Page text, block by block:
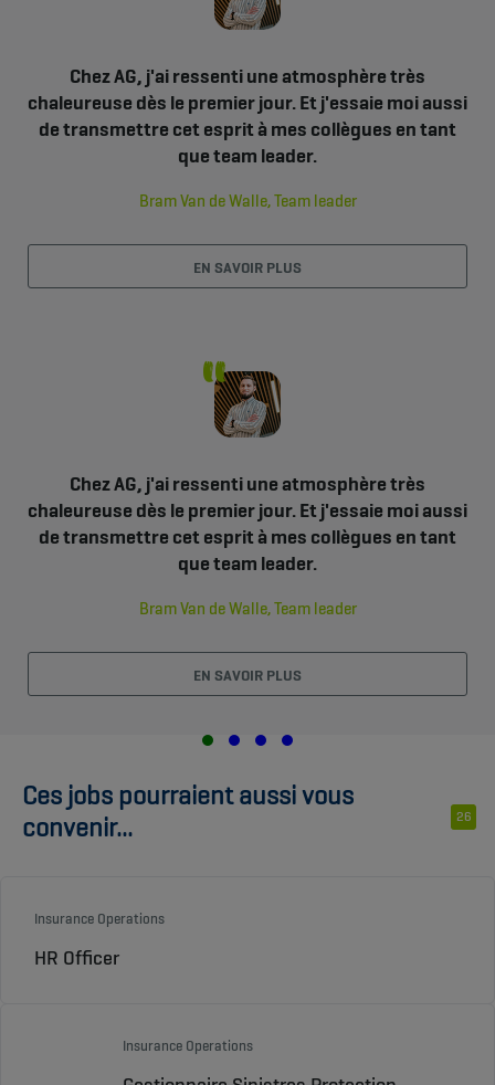
Chez AG, j'ai ressenti une atmosphère très
chaleureuse dès le premier jour. Et j'essaie moi aussi
de transmettre cet esprit à mes collègues en tant
que team leader.
Bram Van de Walle, Team leader
EN SAVOIR PLUS
Chez AG, j'ai ressenti une atmosphère très
chaleureuse dès le premier jour. Et j'essaie moi aussi
de transmettre cet esprit à mes collègues en tant
que team leader.
Bram Van de Walle, Team leader
EN SAVOIR PLUS
Ces jobs pourraient aussi vous
convenir...
26
Insurance Operations
HR Officer
Insurance Operations